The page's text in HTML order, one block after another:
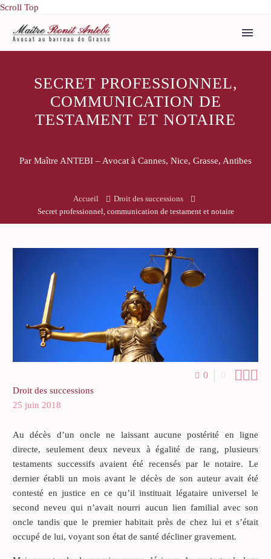
Scroll Top
SECRET PROFESSIONNEL,
COMMUNICATION DE
TESTAMENT ET NOTAIRE
Par Maître ANTEBI – Avocat à Cannes, Nice, Grasse, Antibes
Accueil
Droit des successions
Secret professionnel, communication de testament et notaire
0 0 
Droit des successions
25 juin 2018
Au décès d’un oncle ne laissant aucune postérité en ligne
directe, seulement deux neveux à égalité de rang, plusieurs
testaments successifs avaient été recensés par le notaire. Le
dernier établi un mois avant le décès de son auteur avait été
contesté en justice en ce qu’il instituait légataire universel le
second neveu qui n’avait nourri aucun lien familial avec son
oncle tandis que le premier habitait près de chez lui et s’était
occupé de lui, voyant son état de santé décliner gravement.